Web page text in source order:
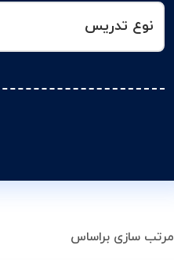
نوع تدریس
مرتب سازی براساس